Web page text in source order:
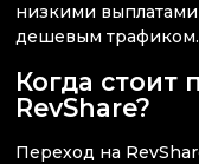
низкими выплатами
дешевым трафиком.
Когда стоит
RevShare?
Переход на